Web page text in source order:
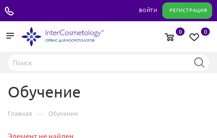
ВОЙТИ РЕГИСТРАЦИЯ
0
0
Обучение
Главная — Обучение
Элемент не найден